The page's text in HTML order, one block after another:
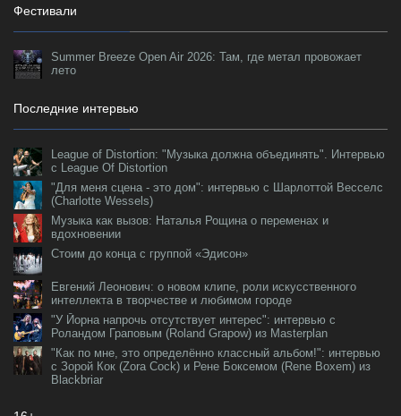
Фестивали
Summer Breeze Open Air 2026: Там, где метал провожает
лето
Последние интервью
League of Distortion: "Музыка должна объединять". Интервью
с League Of Distortion
"Для меня сцена - это дом": интервью с Шарлоттой Весселс
(Charlotte Wessels)
Музыка как вызов: Наталья Рощина о переменах и
вдохновении
Стоим до конца с группой «Эдисон»
Евгений Леонович: о новом клипе, роли искусственного
интеллекта в творчестве и любимом городе
"У Йорна напрочь отсутствует интерес": интервью с
Роландом Граповым (Roland Grapow) из Masterplan
"Как по мне, это определённо классный альбом!": интервью
с Зорой Кок (Zora Cock) и Рене Боксемом (Rene Boxem) из
Blackbriar